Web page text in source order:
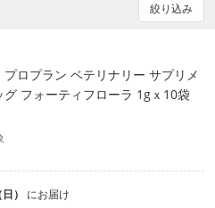
絞り込み
プロプラン ベテリナリー サプリメ
グ フォーティフローラ 1gｘ10袋
） にお届け